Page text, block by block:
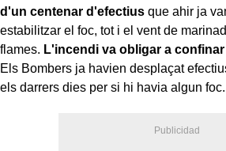
d'un centenar d'efectius que ahir ja
estabilitzar el foc, tot i el vent de
flames. L'incendi va obligar a
Els Bombers ja havien desplaçat
els darrers dies per si hi havia algun foc.